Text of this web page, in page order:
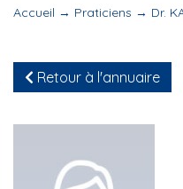
Accueil → Praticiens → Dr.
Retour à l'annuaire